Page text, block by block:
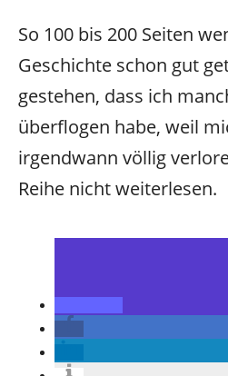
So 100 bis 200 Seiten
Geschichte schon gut
gestehen, dass ich
überflogen habe, weil
irgendwann völlig
Reihe nicht weiterlesen.